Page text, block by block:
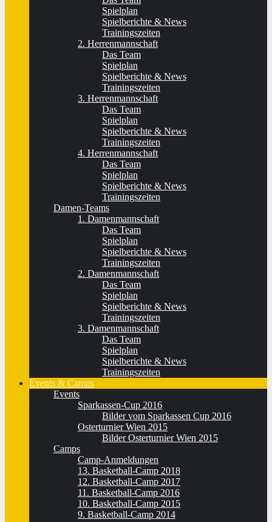
Spielplan
Spielberichte & News
Trainingszeiten
2. Herrenmannschaft
Das Team
Spielplan
Spielberichte & News
Trainingszeiten
3. Herrenmannschaft
Das Team
Spielplan
Spielberichte & News
Trainingszeiten
4. Herrenmannschaft
Das Team
Spielplan
Spielberichte & News
Trainingszeiten
Damen-Teams
1. Damenmannschaft
Das Team
Spielplan
Spielberichte & News
Trainingszeiten
2. Damenmannschaft
Das Team
Spielplan
Spielberichte & News
Trainingszeiten
3. Damenmannschaft
Das Team
Spielplan
Spielberichte & News
Trainingszeiten
Events & Camps
Events
Sparkassen-Cup 2016
Bilder vom Sparkassen Cup 2016
Osterturnier Wien 2015
Bilder Osterturnier Wien 2015
Camps
Camp-Anmeldungen
13. Basketball-Camp 2018
12. Basketball-Camp 2017
11. Basketball-Camp 2016
10. Basketball-Camp 2015
9. Basketball-Camp 2014